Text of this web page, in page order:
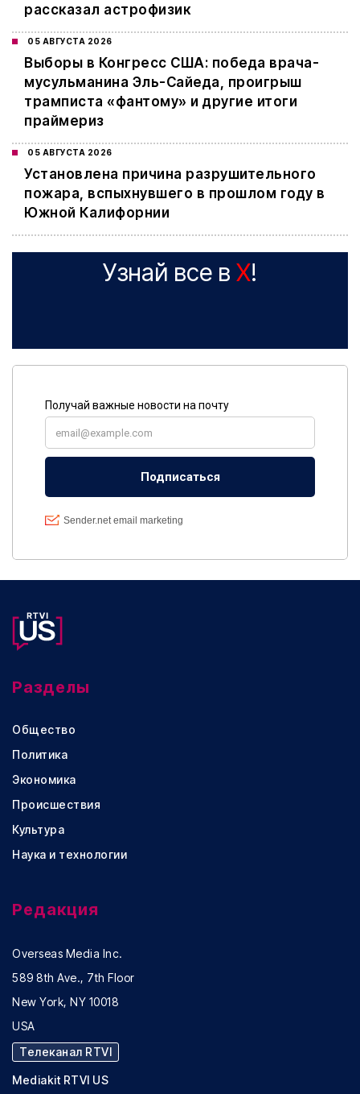
рассказал астрофизик
05 АВГУСТА 2026
Выборы в Конгресс США: победа врача-
мусульманина Эль-Сайеда, проигрыш
трамписта «фантому» и другие итоги
праймериз
05 АВГУСТА 2026
Установлена причина разрушительного
пожара, вспыхнувшего в прошлом году в
Южной Калифорнии
Узнай все в X!
Разделы
Общество
Политика
Экономика
Происшествия
Культура
Наука и технологии
Редакция
Overseas Media Inc.
589 8th Ave., 7th Floor
New York, NY 10018
USA
Телеканал RTVI
Mediakit RTVI US